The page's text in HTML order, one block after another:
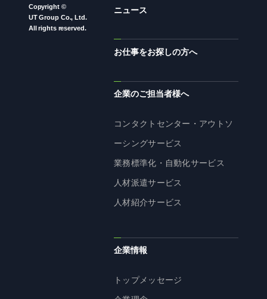
Copyright ©
UT Group Co., Ltd.
All rights reserved.
ニュース
お仕事をお探しの方へ
企業のご担当者様へ
コンタクトセンター・アウトソ
ーシングサービス
業務標準化・自動化サービス
人材派遣サービス
人材紹介サービス
企業情報
トップメッセージ